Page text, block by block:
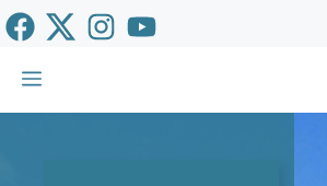
Saltar
al
contenido
Menú